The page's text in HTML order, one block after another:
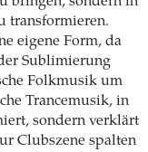
transformieren.
eigene Form, da
Sublimierung
Folkmusik um
Trancemusik, in
sondern verklärt
Clubszene spalten